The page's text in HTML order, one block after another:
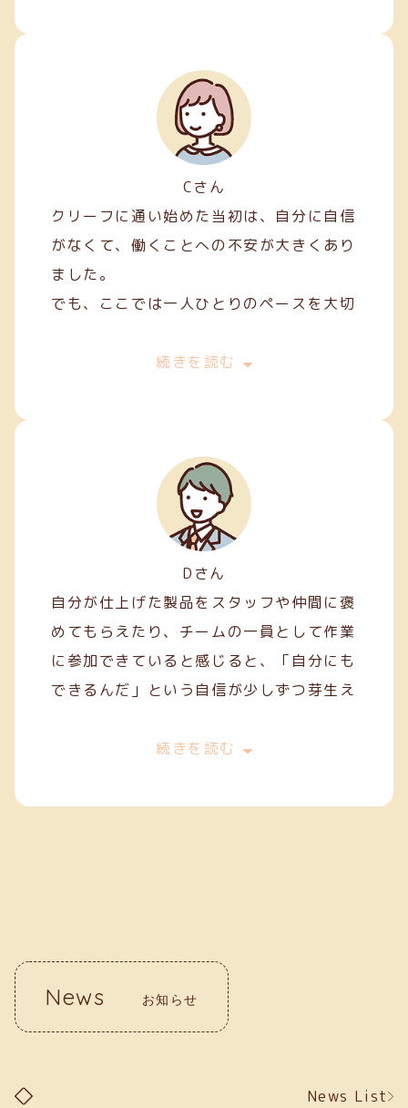
Cさん
クリーフに通い始めた当初は、自分に自信
がなくて、働くことへの不安が大きくあり
ました。
でも、ここでは一人ひとりのペースを大切
めることができました。
続きを読む
Dさん
自分が仕上げた製品をスタッフや仲間に褒
めてもらえたり、チームの一員として作業
に参加できていると感じると、「自分にも
できるんだ」という自信が少しずつ芽生え
今は、一般就労を目指してスキルを磨きな
す。クリーフでの経験が、自分の「働く
続きを読む
News お知らせ
News List